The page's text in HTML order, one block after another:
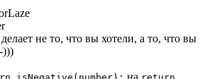
не то, что вы хотели, а то, что вы
)))
на